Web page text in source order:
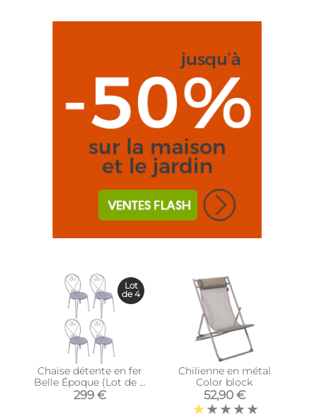
Chaise détente en fer
Belle Époque (Lot de 4
)
299 €
Lot
de 4
Chilienne en métal
Color block
52,90 €